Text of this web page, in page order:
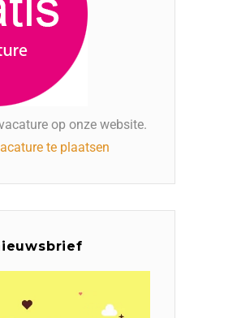
op onze website.
te plaatsen